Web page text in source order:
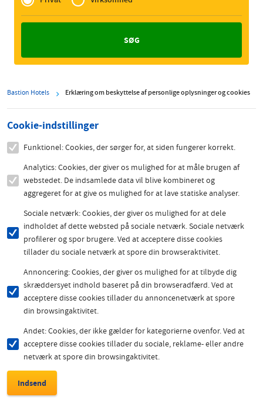
Zakelijk
Bastion Hotels Erklæring om beskyttelse af personlige oplysninger og cookies
Cookie-indstillinger
Funktionel: Cookies, der sørger for, at siden fungerer korrekt.
Analytics: Cookies, der giver os mulighed for at måle brugen af
webstedet. De indsamlede data vil blive kombineret og
aggregeret for at give os mulighed for at lave statiske analyser.
Sociale netværk: Cookies, der giver os mulighed for at dele
indholdet af dette websted på sociale netværk. Sociale netværk
profilerer og spor brugere. Ved at acceptere disse cookies
tillader du sociale netværk at spore din browseraktivitet.
Annoncering: Cookies, der giver os mulighed for at tilbyde dig
skræddersyet indhold baseret på din browseradfærd. Ved at
acceptere disse cookies tillader du annoncenetværk at spore
din browsingaktivitet.
Andet: Cookies, der ikke gælder for kategorierne ovenfor. Ved at
acceptere disse cookies tillader du sociale, reklame- eller andre
netværk at spore din browsingaktivitet.